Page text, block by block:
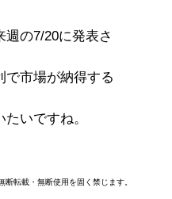
週の7/20に発表さ
で市場が納得する
いですね。
転載・無断使用を固く禁じます。